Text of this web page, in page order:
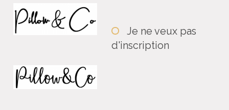
Je ne veux pas
d'inscription